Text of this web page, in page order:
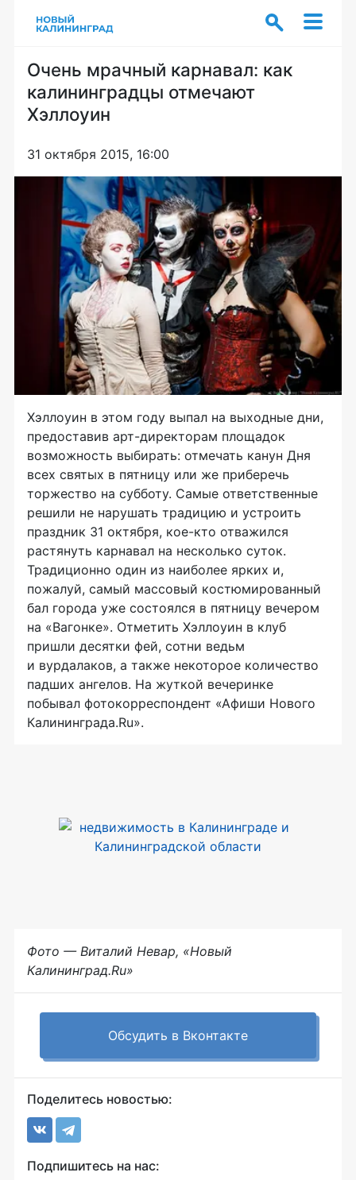
Очень мрачный карнавал: как
калининградцы отмечают
Хэллоуин
31 октября 2015, 16:00
Хэллоуин в этом году выпал на выходные дни,
предоставив арт-директорам площадок
возможность выбирать: отмечать канун Дня
всех святых в пятницу или же приберечь
торжество на субботу. Самые ответственные
решили не нарушать традицию и устроить
праздник 31 октября, кое-кто отважился
растянуть карнавал на несколько суток.
Традиционно один из наиболее ярких и,
пожалуй, самый массовый костюмированный
бал города уже состоялся в пятницу вечером
на «Вагонке». Отметить Хэллоуин в клуб
пришли десятки фей, сотни ведьм
и вурдалаков, а также некоторое количество
падших ангелов. На жуткой вечеринке
побывал фотокорреспондент «Афиши Нового
Калининграда.Ru».
Фото — Виталий Невар, «Новый
Калининград.Ru»
Обсудить в Вконтакте
Поделитесь новостью:
Подпишитесь на нас: